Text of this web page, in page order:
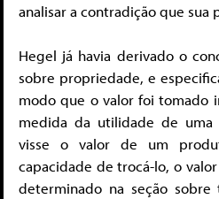
analisar a contradição que sua
Hegel já havia derivado o
sobre propriedade, e
modo que o valor foi tomado
medida da utilidade de uma
visse o valor de um
capacidade de trocá-lo, o
determinado na seção sobre